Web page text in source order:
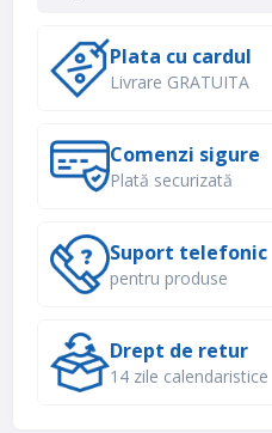
Plata cu cardul
Livrare GRATUITA
Comenzi sigure
Plată securizată
Suport telefonic
pentru produse
Drept de retur
14 zile calendaristice